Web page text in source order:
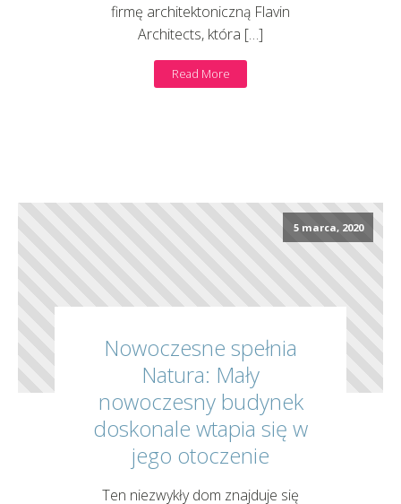
firmę architektoniczną Flavin
Architects, która […]
Read More
5 marca, 2020
Nowoczesne spełnia
Natura: Mały
nowoczesny budynek
doskonale wtapia się w
jego otoczenie
Ten niezwykły dom znajduje się